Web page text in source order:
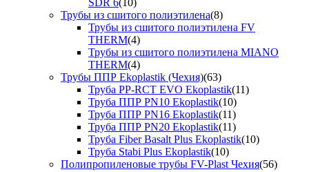
SDR 6(10)
Трубы из сшитого полиэтилена(8)
Трубы из сшитого полиэтилена FV
THERM(4)
Трубы из сшитого полиэтилена MIANO
THERM(4)
Трубы ППР Ekoplastik (Чехия)(63)
Труба PP-RCT EVO Ekoplastik(11)
Труба ППР PN10 Ekoplastik(10)
Труба ППР PN16 Ekoplastik(11)
Труба ППР PN20 Ekoplastik(11)
Труба Fiber Basalt Plus Ekoplastik(10)
Труба Stabi Plus Ekoplastik(10)
Полипропиленовые трубы FV-Plast Чехия(56)